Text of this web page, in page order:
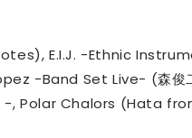
E.I.J. -Ethnic
-Band Set Live- (森俊
-, Polar Chalors (Hata